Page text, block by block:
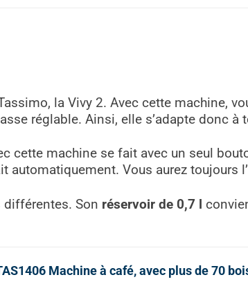
la Vivy 2. Avec cette machine,
réglable. Ainsi, elle s’adapte donc
cette machine se fait avec un seul
automatiquement. Vous aurez toujours
différentes. Son réservoir de 0,7 l
Machine à café, avec plus de 70